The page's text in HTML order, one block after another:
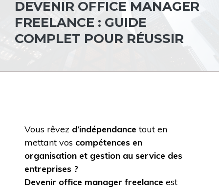
DEVENIR OFFICE MANAGER
FREELANCE : GUIDE
COMPLET POUR RÉUSSIR
Vous rêvez d’indépendancetout en
mettant vos compétences en
organisation et gestion au service des
entreprises ?
Devenir office manager freelance est